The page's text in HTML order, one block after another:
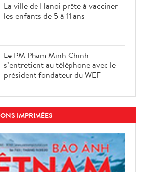
La ville de Hanoi prête à vacciner
les enfants de 5 à 11 ans
Le PM Pham Minh Chinh
s’entretient au téléphone avec le
président fondateur du WEF
IMPRIMÉES